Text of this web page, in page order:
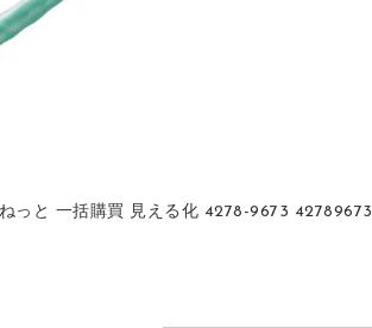
と 一括購買 見える化 4278-9673 42789673